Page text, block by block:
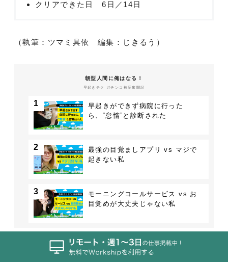
クリアできた日 6日／14日
（執筆：ツマミ具依 編集：じきるう）
朝型人間に俺はなる！
早起きテク ガチンコ検証奮闘記
1
早起きができず病院に行った
ら、“怠惰”と診断された
2
最強の目覚ましアプリ vs マジで
起きない私
3
モーニングコールサービス vs お
目覚めが大丈夫じゃない私